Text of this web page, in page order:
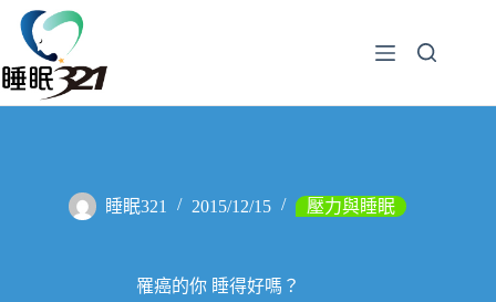
睡眠321 2015/12/15 壓力與睡眠
罹癌的你 睡得好嗎？